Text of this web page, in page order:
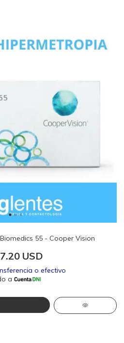
55 - Cooper Vision
USD